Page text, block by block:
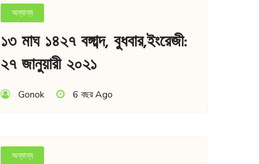
অন্যান্য
১৩ মাঘ ১৪২৭ বঙ্গাব্দ, বুধবার,ইংরেজী:
২৭ জানুয়ারী ২০২১
Gonok 6 বছর Ago
অন্যান্য